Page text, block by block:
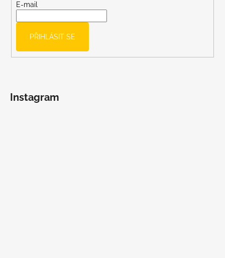
E-mail
PŘIHLÁSIT SE
Instagram